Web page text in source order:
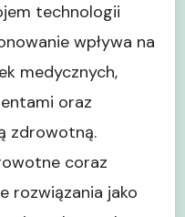
technologii
wpływa na
medycznych,
oraz
zdrowotną.
coraz
rozwiązania jako